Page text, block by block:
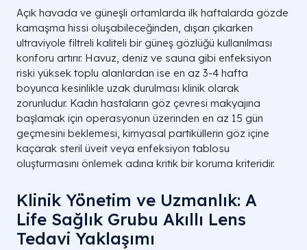
Açık havada ve güneşli ortamlarda ilk haftalarda gözde
kamaşma hissi oluşabileceğinden, dışarı çıkarken
ultraviyole filtreli kaliteli bir güneş gözlüğü kullanılması
konforu artırır. Havuz, deniz ve sauna gibi enfeksiyon
riski yüksek toplu alanlardan ise en az 3-4 hafta
boyunca kesinlikle uzak durulması klinik olarak
zorunludur. Kadın hastaların göz çevresi makyajına
başlamak için operasyonun üzerinden en az 15 gün
geçmesini beklemesi, kimyasal partiküllerin göz içine
kaçarak steril üveit veya enfeksiyon tablosu
oluşturmasını önlemek adına kritik bir koruma kriteridir.
Klinik Yönetim ve Uzmanlık: A
Life Sağlık Grubu Akıllı Lens
Tedavi Yaklaşımı